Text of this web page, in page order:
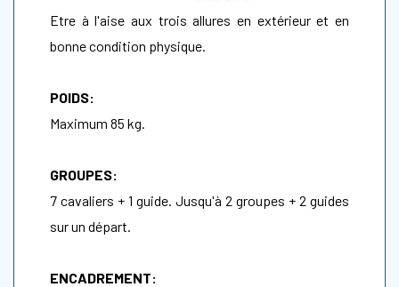
Etre à l'aise aux trois allures en extérieur et en
bonne condition physique.
POIDS:
Maximum 85 kg.
GROUPES:
7 cavaliers + 1 guide. Jusqu'à 2 groupes + 2 guides
sur un départ.
ENCADREMENT: